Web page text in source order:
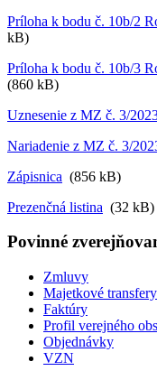
Príloha k bodu č. 10b/2
kB)
Príloha k bodu č. 10b/3
(860 kB)
Uznesenie z MZ č. 3/
Nariadenie z MZ č. 3/
Zápisnica (856 kB)
Prezenčná listina (32 kB)
Povinné
Zmluvy
Majetkové transfery
Faktúry
Profil verejného
Objednávky
VZN